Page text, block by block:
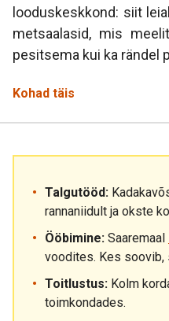
looduskeskkond: siit
metsaalasid, mis
pesitsema kui ka rändel
Kohad täis
Talgutööd:
rannaniidult ja okste
Ööbimine: Saaremaal
voodites. Kes soovib,
Toitlustus: Kolm
toimkondades.